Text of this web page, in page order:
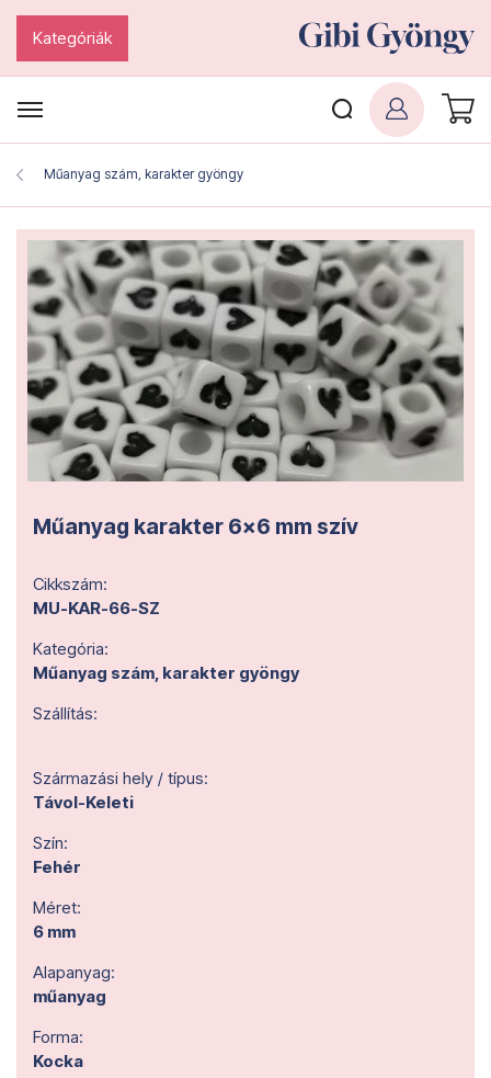
Kategóriák
Műanyag szám, karakter gyöngy
Műanyag karakter 6x6 mm szív
Cikkszám:
MU-KAR-66-SZ
Kategória:
Műanyag szám, karakter gyöngy
Szállítás:
Származási hely / típus:
Távol-Keleti
Szín:
Fehér
Méret:
6 mm
Alapanyag:
műanyag
Forma:
Kocka